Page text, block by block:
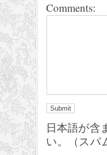
Comments:
日本語が含
い。（スパ